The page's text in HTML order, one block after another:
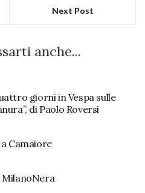
Next Post
anche...
giorni in Vespa sulle
di Paolo Roversi
Camaiore
MilanoNera